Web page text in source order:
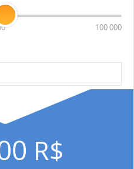
100 000
R$